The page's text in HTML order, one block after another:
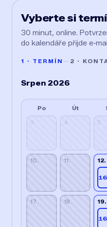
Vyberte si
30 minut, online.
do kalendáře přijde
1 · TERMÍN — 2 ·
Srpen 2026
Po Út
3. 4. 5.
10. 11. 12.
17. 18. 19.